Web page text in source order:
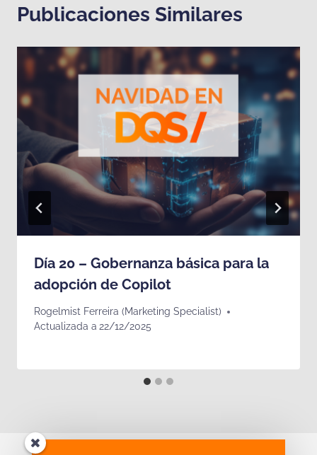
Publicaciones Similares
Día 20 – Gobernanza básica para la
adopción de Copilot
Rogelmist Ferreira (Marketing Specialist)
Actualizada a 22/12/2025